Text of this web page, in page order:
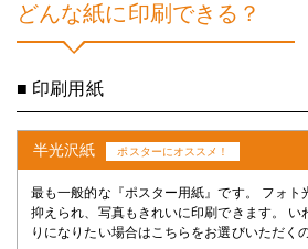
どんな紙に印刷できる？
■ 印刷用紙
半光沢紙 ポスターにオススメ！
最も一般的な『ポスター用紙』です。 フォト
抑えられ、写真もきれいに印刷できます。 い
りになりたい場合はこちらをお選びいただく